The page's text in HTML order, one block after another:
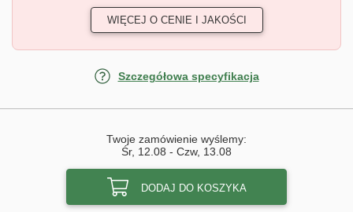
WIĘCEJ O CENIE I JAKOŚCI
Szczegółowa specyfikacja
Twoje zamówienie wyślemy:
Śr, 12.08 - Czw, 13.08
DODAJ DO KOSZYKA